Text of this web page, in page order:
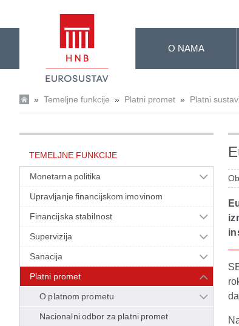
O NAMA
» Temeljne funkcije » Platni promet » Platni sustavi
TEMELJNE FUNKCIJE
Monetarna politika
Upravljanje financijskom imovinom
Financijska stabilnost
Supervizija
Sanacija
Platni promet
O platnom prometu
Nacionalni odbor za platni promet